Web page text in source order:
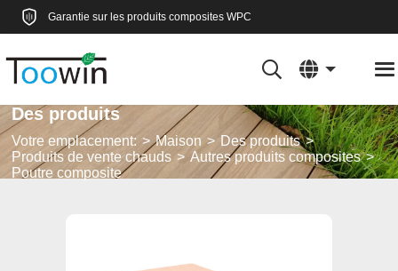
Garantie sur les produits composites WPC
Des produits
Votre emplacement: Maison
Des produits
Produits de vente chauds
Autres produits composites
Poutre composite